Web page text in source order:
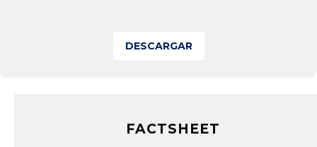
DESCARGAR
FACTSHEET